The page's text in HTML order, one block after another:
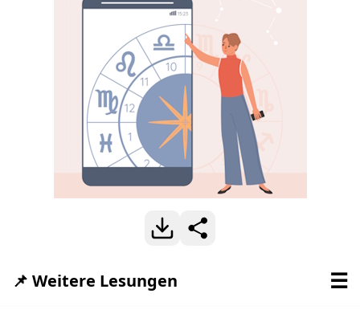
📌 Weitere Lesungen ☰